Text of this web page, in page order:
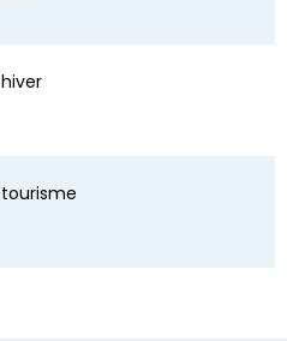
hiver
tourisme